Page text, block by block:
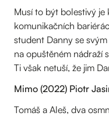
Musí to být bolestivý
komunikačních
student Danny se
na opuštěném nádraží
Ti však netuší, že jim
Mimo (2022) Piotr
Tomáš a Aleš, dva